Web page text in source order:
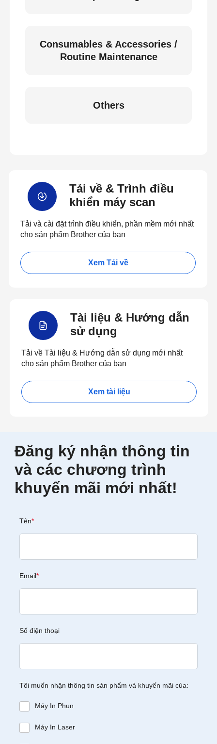
Consumables & Accessories /
Routine Maintenance
Others
Tải về & Trình điều
khiển máy scan
Tải và cài đặt trình điều khiển, phần mềm mới nhất
cho sản phẩm Brother của bạn
Xem Tải về
Tài liệu & Hướng dẫn
sử dụng
Tải về Tài liệu & Hướng dẫn sử dụng mới nhất
cho sản phẩm Brother của bạn
Xem tài liệu
Đăng ký nhận thông tin
và các chương trình
khuyến mãi mới nhất!
Tên*
Email*
Số điện thoại
Tôi muốn nhận thông tin sản phẩm và khuyến mãi của:
Máy In Phun
Máy In Laser